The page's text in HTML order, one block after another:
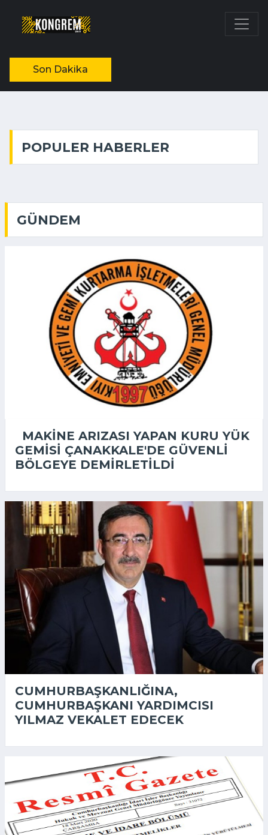
Son Dakika
POPULER HABERLER
GÜNDEM
MAKINE ARIZASI YAPAN KURU YÜK
GEMISI ÇANAKKALE'DE GÜVENLI
BÖLGEYE DEMIRLETILDI
CUMHURBAŞKANLIĞINA,
CUMHURBAŞKANI YARDIMCISI
YILMAZ VEKALET EDECEK